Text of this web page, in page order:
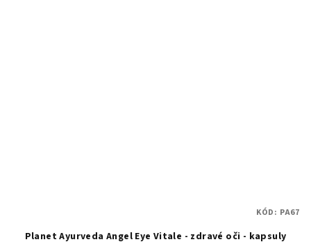
Planet Ayurveda Angel Eye Vitale - zdravé oči - kapsuly
KÓD: PA67